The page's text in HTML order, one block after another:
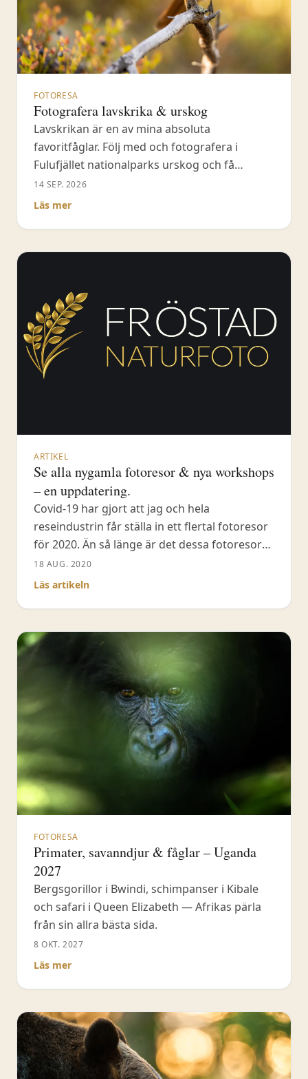
FOTORESA
Fotografera lavskrika & urskog
Lavskrikan är en av mina absoluta
favoritfåglar. Följ med och fotografera i
Fulufjället nationalparks urskog och få
sällskap av dessa vänliga och charmiga
gammelskogsfåglar.
14 SEP. 2026
Läs mer
ARTIKEL
Se alla nygamla fotoresor & nya workshops
– en uppdatering.
Covid-19 har gjort att jag och hela
reseindustrin får ställa in ett flertal fotoresor
för 2020. Än så länge är det dessa fotoresor
som har blivit inställda på grund av Corona.
Arktiska Varanger i Nordnorge. Arktiska
Fjärilparadiset i norra Italien. Triglav
nationalpark – Sloveniens
18 AUG. 2020
Läs artikeln
FOTORESA
Primater, savanndjur & fåglar – Uganda
2027
Bergsgorillor i Bwindi, schimpanser i Kibale
och safari i Queen Elizabeth — Afrikas pärla
från sin allra bästa sida.
8 OKT. 2027
Läs mer